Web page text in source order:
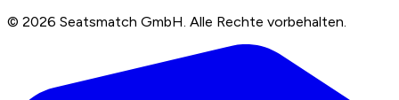
© 2026 Seatsmatch GmbH. Alle Rechte vorbehalten.